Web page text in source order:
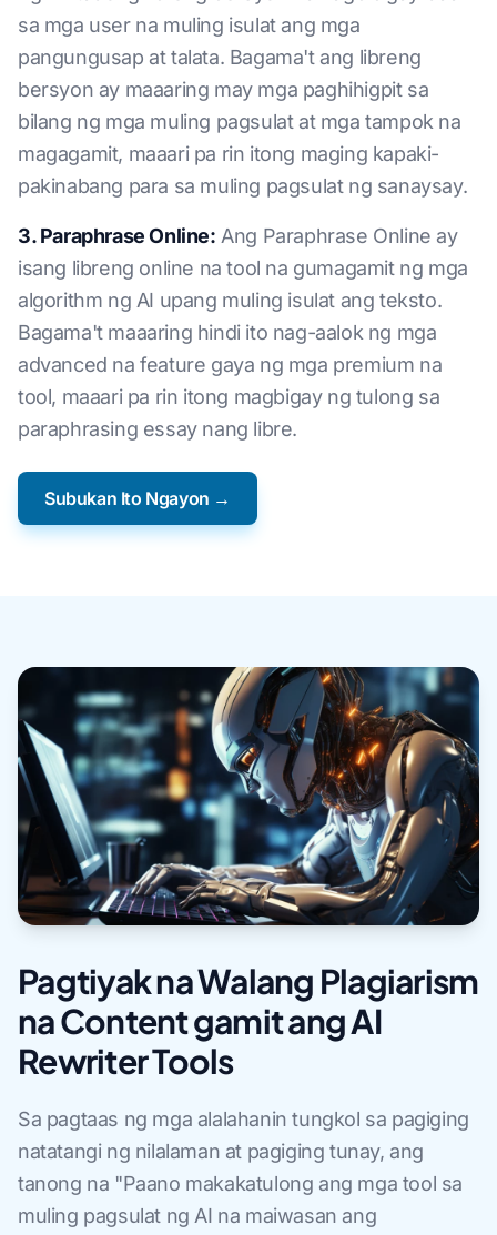
sa mga user na muling isulat ang mga
pangungusap at talata. Bagama't ang libreng
bersyon ay maaaring may mga paghihigpit sa
bilang ng mga muling pagsulat at mga tampok na
magagamit, maaari pa rin itong maging kapaki-
pakinabang para sa muling pagsulat ng sanaysay.
3. Paraphrase Online: Ang Paraphrase Online ay
isang libreng online na tool na gumagamit ng mga
algorithm ng AI upang muling isulat ang teksto.
Bagama't maaaring hindi ito nag-aalok ng mga
advanced na feature gaya ng mga premium na
tool, maaari pa rin itong magbigay ng tulong sa
paraphrasing essay nang libre.
Subukan Ito Ngayon →
Pagtiyak na Walang Plagiarism
na Content gamit ang AI
Rewriter Tools
Sa pagtaas ng mga alalahanin tungkol sa pagiging
natatangi ng nilalaman at pagiging tunay, ang
tanong na "Paano makakatulong ang mga tool sa
muling pagsulat ng AI na maiwasan ang